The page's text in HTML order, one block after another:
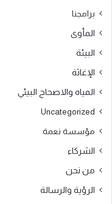
برامجنا
المأوى
البيئة
الإغاثة
المياه والاصحاح البيئي
Uncategorized
مؤسسة نعمة
الشركاء
من نحن
الرؤية والرسالة